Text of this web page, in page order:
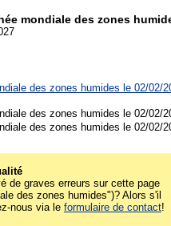
mondiale des zones
des zones humides le 02/02/
des zones humides le 02/02/
des zones humides le 02/02/
de graves erreurs sur cette page
des zones humides")? Alors s'il
nous via le formulaire de contact!